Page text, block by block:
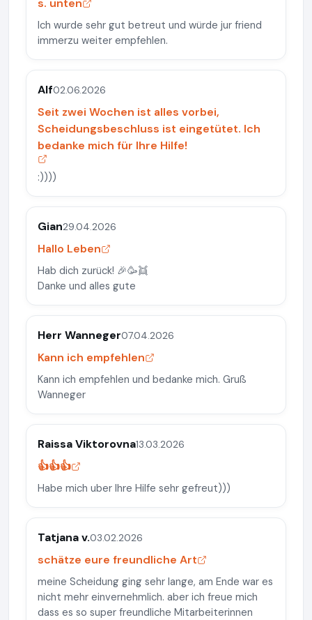
s. unten
Ich wurde sehr gut betreut und würde jur friend
immerzu weiter empfehlen.
Alf02.06.2026
Seit zwei Wochen ist alles vorbei,
Scheidungsbeschluss ist eingetütet. Ich
bedanke mich für Ihre Hilfe!
:))))
Gian29.04.2026
Hallo Leben
Hab dich zurück! 🎉🥳👯
Danke und alles gute
Herr Wanneger07.04.2026
Kann ich empfehlen
Kann ich empfehlen und bedanke mich. Gruß
Wanneger
Raissa Viktorovna13.03.2026
👍👍👍
Habe mich uber Ihre Hilfe sehr gefreut)))
Tatjana v.03.02.2026
schätze eure freundliche Art
meine Scheidung ging sehr lange, am Ende war es
nicht mehr einvernehmlich. aber ich freue mich
dass es so super freundliche Mitarbeiterinnen